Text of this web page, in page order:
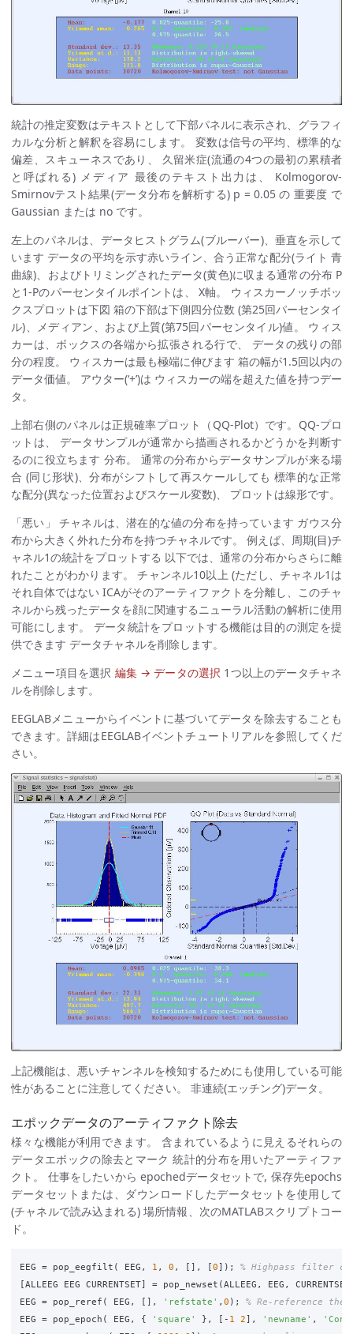
統計の推定変数はテキストとして下部パネルに表示され、グラフィ
カルな分析と解釈を容易にします。 変数は信号の平均、標準的な
偏差、スキューネスであり、 久留米症(流通の4つの最初の累積者
と呼ばれる) メディア 最後のテキスト出力は、 Kolmogorov-
Smirnovテスト結果(データ分布を解析する) p = 0.05 の 重要度 で
Gaussian または no です。
左上のパネルは、データヒストグラム(ブルーバー)、垂直を示して
います データの平均を示す赤いライン、合う正常な配分(ライト 青
曲線)、およびトリミングされたデータ(黄色)に収まる通常の分布 P
と1-Pのパーセンタイルポイントは、 X軸。 ウィスカーノッチボッ
クスプロットは下図 箱の下部は下側四分位数 (第25回パーセンタイ
ル)、メディアン、および上質(第75回パーセンタイル)値。 ウィス
カーは、ボックスの各端から拡張される行で、 データの残りの部
分の程度。 ウィスカーは最も極端に伸びます 箱の幅が1.5回以内の
データ価値。 アウター(‘+’)は ウィスカーの端を超えた値を持つデー
タ。
上部右側のパネルは正規確率プロット（QQ-Plot）です。QQ-プロ
ットは、 データサンプルが通常から描画されるかどうかを判断す
るのに役立ちます 分布。 通常の分布からデータサンプルが来る場
合 (同じ形状)、分布がシフトして再スケールしても 標準的な正常
な配分(異なった位置およびスケール変数)、 プロットは線形です。
「悪い」 チャネルは、潜在的な値の分布を持っています ガウス分
布から大きく外れた分布を持つチャネルです。 例えば、周期(目)チ
ャネル1の統計をプロットする 以下では、通常の分布からさらに離
れたことがわかります。 チャンネル10以上 (ただし、チャネル1は
それ自体ではない ICAがそのアーティファクトを分離し、このチャ
ネルから残ったデータを顔に関連するニューラル活動の解析に使用
可能にします。 データ統計をプロットする機能は目的の測定を提
供できます データチャネルを削除します。
メニュー項目を選択 編集 → データの選択 1つ以上のデータチャネ
ルを削除します。
EEGLABメニューからイベントに基づいてデータを除去することも
できます。詳細はEEGLABイベントチュートリアルを参照してくだ
さい。
上記機能は、悪いチャンネルを検知するためにも使用している可能
性があることに注意してください。 非連続(エッチング)データ。
エポックデータのアーティファクト除去
様々な機能が利用できます。 含まれているように見えるそれらの
データエポックの除去とマーク 統計的分布を用いたアーティファ
クト。 仕事をしたいから epochedデータセットで, 保存先epochs
データセットまたは、ダウンロードしたデータセットを使用して
(チャネルで読み込まれる) 場所情報、次のMATLABスクリプトコー
ド。
EEG = pop_eegfilt ( EEG , 1 , 0 , [], [0]);
% Highpass filter
[ALLEEG EEG CURRENTSET] = pop_newset (ALLEEG , EEG , CURRENTSET
EEG
= pop_reref ( EEG , [], 'refstate' , 0 );
% Re-reference the
EEG
= pop_epoch ( EEG , { 'square' }, [ - 1 2], 'newname' ,